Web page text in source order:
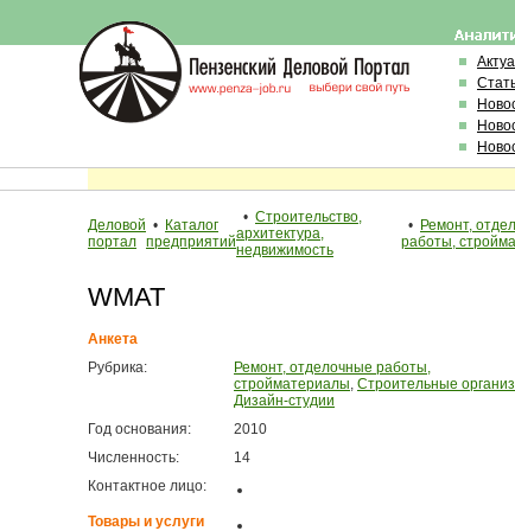
Деловой
портал
• Каталог
предприятий
• Строительство,
архитектура,
недвижимость
• Ремонт,
работы,
WMAT
Анкета
Рубрика:
Ремонт, отделочные работы,
стройматериалы, Строительные
Дизайн-студии
Год основания:
2010
Численность:
14
Контактное лицо:
Товары и услуги